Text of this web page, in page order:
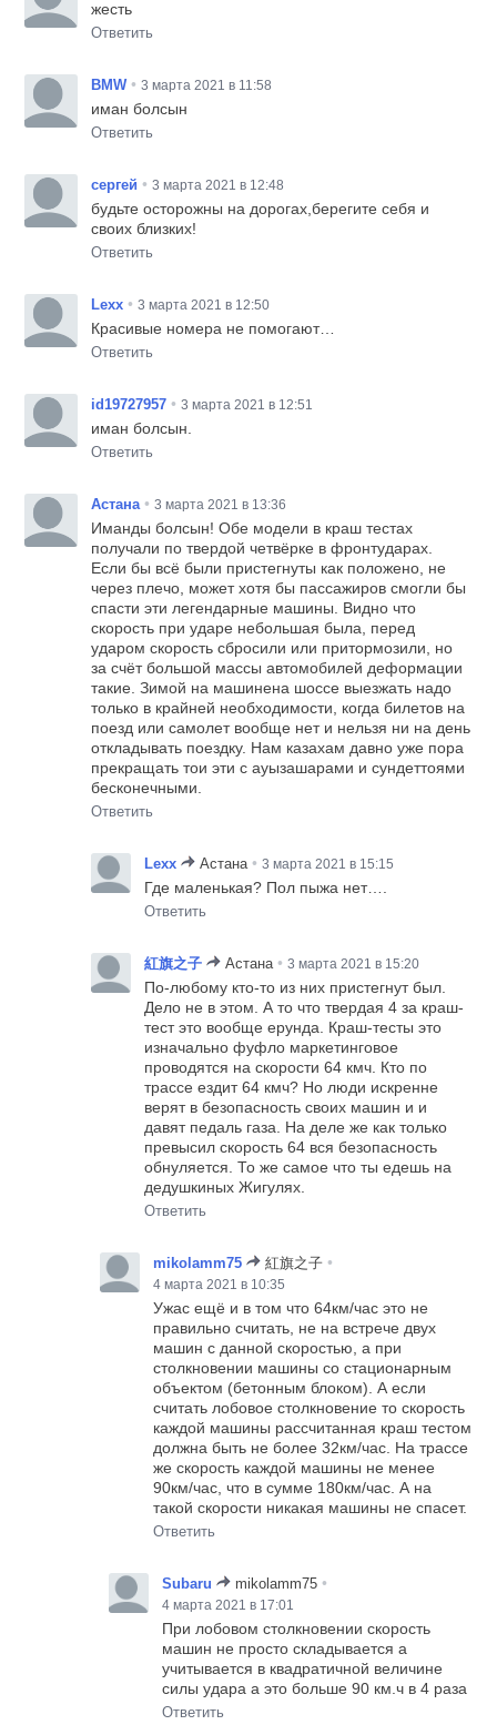
жесть
Ответить
BMW • 3 марта 2021 в 11:58
иман болсын
Ответить
сергей • 3 марта 2021 в 12:48
будьте осторожны на дорогах,берегите себя и
своих близких!
Ответить
Lexx • 3 марта 2021 в 12:50
Красивые номера не помогают…
Ответить
id19727957 • 3 марта 2021 в 12:51
иман болсын.
Ответить
Астана • 3 марта 2021 в 13:36
Иманды болсын! Обе модели в краш тестах
получали по твердой четвёрке в фронтударах.
Если бы всё были пристегнуты как положено, не
через плечо, может хотя бы пассажиров смогли бы
спасти эти легендарные машины. Видно что
скорость при ударе небольшая была, перед
ударом скорость сбросили или притормозили, но
за счёт большой массы автомобилей деформации
такие. Зимой на машинена шоссе выезжать надо
только в крайней необходимости, когда билетов на
поезд или самолет вообще нет и нельзя ни на день
откладывать поездку. Нам казахам давно уже пора
прекращать тои эти с ауызашарами и сундеттоями
бесконечными.
Ответить
Lexx Астана • 3 марта 2021 в 15:15
Где маленькая? Пол пыжа нет….
Ответить
紅旗之子 Астана • 3 марта 2021 в 15:20
По-любому кто-то из них пристегнут был.
Дело не в этом. А то что твердая 4 за краш-
тест это вообще ерунда. Краш-тесты это
изначально фуфло маркетинговое
проводятся на скорости 64 кмч. Кто по
трассе ездит 64 кмч? Но люди искренне
верят в безопасность своих машин и и
давят педаль газа. На деле же как только
превысил скорость 64 вся безопасность
обнуляется. То же самое что ты едешь на
дедушкиных Жигулях.
Ответить
mikolamm75 紅旗之子 •
4 марта 2021 в 10:35
Ужас ещё и в том что 64км/час это не
правильно считать, не на встрече двух
машин с данной скоростью, а при
столкновении машины со стационарным
объектом (бетонным блоком). А если
считать лобовое столкновение то скорость
каждой машины рассчитанная краш тестом
должна быть не более 32км/час. На трассе
же скорость каждой машины не менее
90км/час, что в сумме 180км/час. А на
такой скорости никакая машины не спасет.
Ответить
Subaru mikolamm75 •
4 марта 2021 в 17:01
При лобовом столкновении скорость
машин не просто складывается а
учитывается в квадратичной величине
силы удара а это больше 90 км.ч в 4 раза
Ответить